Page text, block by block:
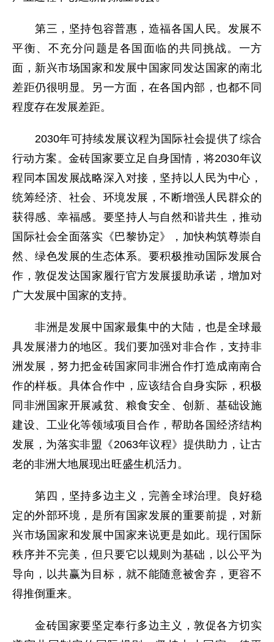
第三，坚持包容普惠，造福各国人民。发展不
平衡、不充分问题是各国面临的共同挑战。一方
面，新兴市场国家和发展中国家同发达国家的南北
差距仍很明显。另一方面，在各国内部，也都不同
程度存在发展差距。
2030年可持续发展议程为国际社会提供了综合
行动方案。金砖国家要立足自身国情，将2030年议
程同本国发展战略深入对接，坚持以人民为中心，
统筹经济、社会、环境发展，不断增强人民群众的
获得感、幸福感。要坚持人与自然和谐共生，推动
国际社会全面落实《巴黎协定》，加快构筑尊崇自
然、绿色发展的生态体系。要积极推动国际发展合
作，敦促发达国家履行官方发展援助承诺，增加对
广大发展中国家的支持。
非洲是发展中国家最集中的大陆，也是全球最
具发展潜力的地区。我们要加强对非合作，支持非
洲发展，努力把金砖国家同非洲合作打造成南南合
作的样板。具体合作中，应该结合自身实际，积极
同非洲国家开展减贫、粮食安全、创新、基础设施
建设、工业化等领域项目合作，帮助各国经济结构
发展，为落实非盟《2063年议程》提供助力，让古
老的非洲大地展现出旺盛生机活力。
第四，坚持多边主义，完善全球治理。良好稳
定的外部环境，是所有国家发展的重要前提，对新
兴市场国家和发展中国家来说更是如此。现行国际
秩序并不完美，但只要它以规则为基础，以公平为
导向，以共赢为目标，就不能随意被舍弃，更容不
得推倒重来。
金砖国家要坚定奉行多边主义，敦促各方切实